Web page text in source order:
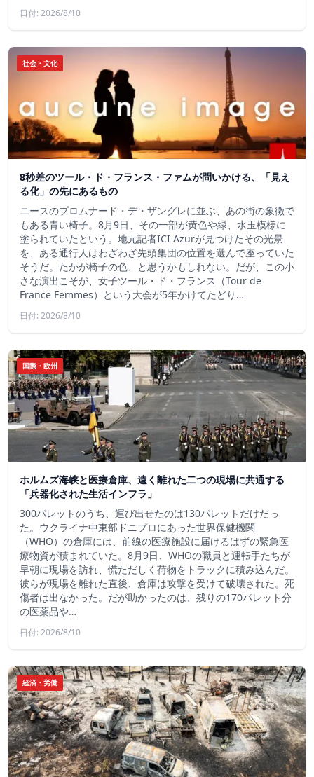
日付: 2026/8/10
社会・文化
8秒差のツール・ド・フランス・ファムが問いかける、「見え
る化」の先にあるもの
ニースのプロムナード・デ・ザングレに並ぶ、あの街の象徴で
もある青い椅子。8月9日、その一部が黄色や緑、水玉模様に
塗られていたという。地元記者ICI Azurが見つけたその光景
を、ある通行人はわざわざ先頭集団の位置を選んで座っていた
そうだ。たかが椅子の色、と思うかもしれない。だが、この小
さな演出こそが、女子ツール・ド・フランス（Tour de
France Femmes）という大会が5年かけてたどり…
日付: 2026/8/10
国際・欧州
ホルムズ海峡と医療倉庫、遠く離れた二つの現場に共通する
「兵器化された生活インフラ」
300パレットのうち、運び出せたのは130パレットだけだっ
た。ウクライナ中東部ドニプロにあった世界保健機関
（WHO）の倉庫には、前線の医療施設に届けるはずの緊急医
療物資が積まれていた。8月9日、WHOの職員と運転手たちが
早朝に現場を訪れ、慌ただしく荷物をトラックに積み込んだ。
彼らが現場を離れた直後、倉庫は攻撃を受けて破壊された。死
傷者は出なかった。だが助かったのは、残りの170パレット分
の医薬品や…
日付: 2026/8/10
経済・労働